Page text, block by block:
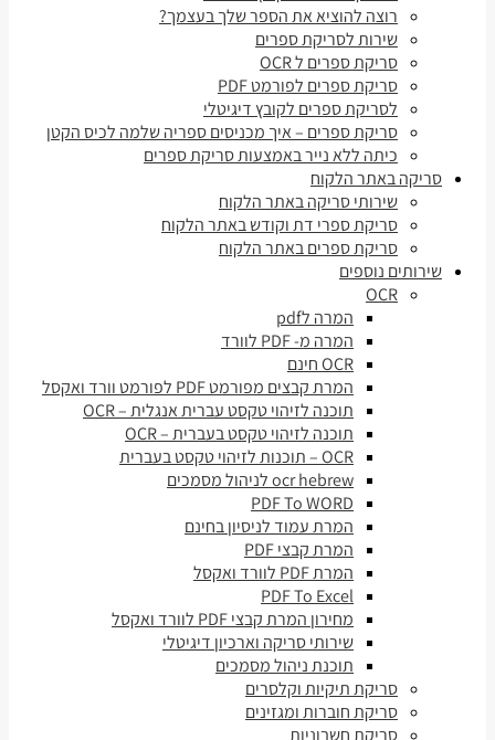
רוצה להוציא את הספר שלך בעצמך?
שירות לסריקת ספרים
סריקת ספרים ל OCR
סריקת ספרים לפורמט PDF
לסריקת ספרים לקובץ דיגיטלי
סריקת ספרים – איך מכניסים ספריה שלמה לכיס הקטן
כיתה ללא נייר באמצעות סריקת ספרים
סריקה באתר הלקוח
שירותי סריקה באתר הלקוח
סריקת ספרי דת וקודש באתר הלקוח
סריקת ספרים באתר הלקוח
שירותים נוספים
OCR
המרה לpdf
המרה מ- PDF לוורד
OCR חינם
המרת קבצים מפורמט PDF לפורמט וורד ואקסל
תוכנה לזיהוי טקסט עברית אנגלית – OCR
תוכנה לזיהוי טקסט בעברית – OCR
OCR – תוכנות לזיהוי טקסט בעברית
ocr hebrew לניהול מסמכים
PDF To WORD
המרת עמוד לניסיון בחינם
המרת קבצי PDF
המרת PDF לוורד ואקסל
PDF To Excel
מחירון המרת קבצי PDF לוורד ואקסל
שירותי סריקה וארכיון דיגיטלי
תוכנת ניהול מסמכים
סריקת תיקיות וקלסרים
סריקת חוברות ומגזינים
סריקת חשבוניות